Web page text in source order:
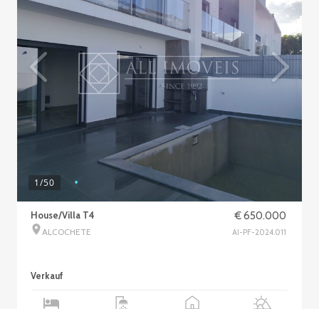
1/50
House/Villa T4
ALCOCHETE
€ 650.000
AI-PF-2024.011
Verkauf